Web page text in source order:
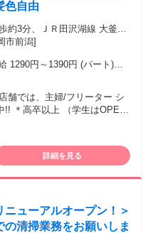
色自由
約3分、ＪＲ田沢湖線 大釜徒
線 青山（岩手県）青山南口
市前潟]
1290円～1390円 (パート)時
のみ） ◆従業員割引あり
舗では、主婦/フリーター シ
!! ＊高卒以上 （学生はOPEN
の勤務：月30時間～70時間
下 洋服 / シューズ / 雑貨 /
詳細を見る
ューアルオープン！＞
清掃業務をお願いしま